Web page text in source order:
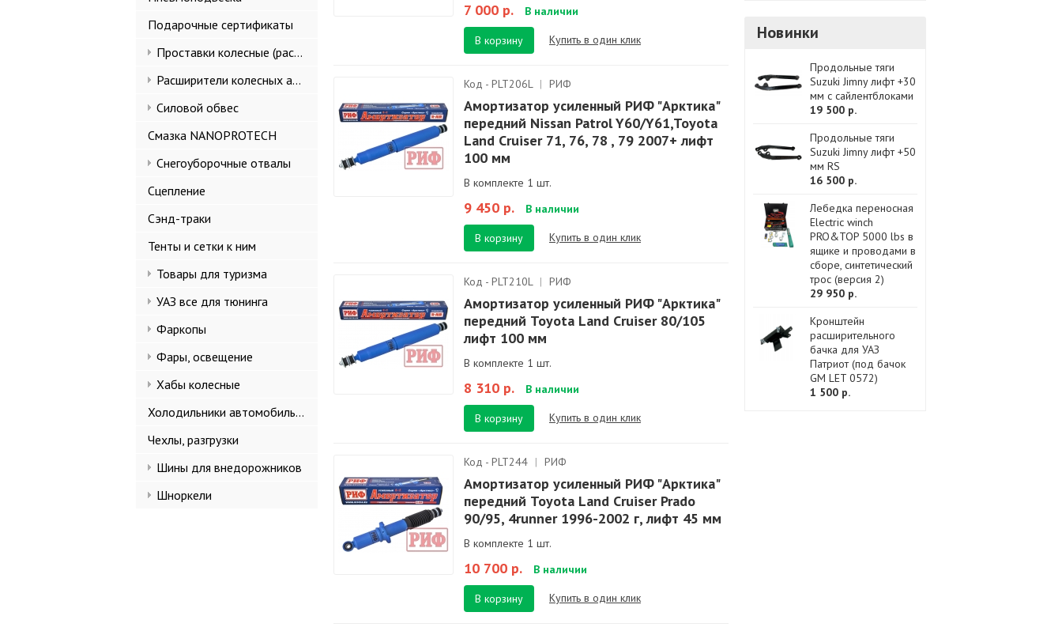
Подарочные сертификаты
Проставки колесные (расширители колеи)
Расширители колесных арок и брызговики
Силовой обвес
Смазка NANOPROTECH
Снегоуборочные отвалы
Сцепление
Сэнд-траки
Тенты и сетки к ним
Товары для туризма
УАЗ все для тюнинга
Фаркопы
Фары, освещение
Хабы колесные
Холодильники автомобильные
Чехлы, разгрузки
Шины для внедорожников
Шноркели
7 000 р. В наличии
В корзину Купить в один клик
Код - PLT206L | РИФ
Амортизатор усиленный РИФ "Арктика"
передний Nissan Patrol Y60/Y61,Toyota
Land Cruiser 71, 76, 78 , 79 2007+ лифт
100 мм
В комплекте 1 шт.
9 450 р. В наличии
В корзину Купить в один клик
Код - PLT210L | РИФ
Амортизатор усиленный РИФ "Арктика"
передний Toyota Land Cruiser 80/105
лифт 100 мм
В комплекте 1 шт.
8 310 р. В наличии
В корзину Купить в один клик
Код - PLT244 | РИФ
Амортизатор усиленный РИФ "Арктика"
передний Toyota Land Cruiser Prado
90/95, 4runner 1996-2002 г, лифт 45 мм
В комплекте 1 шт.
10 700 р. В наличии
В корзину Купить в один клик
Новинки
Продольные тяги
Suzuki Jimny лифт +30
мм с сайлентблоками
19 500 р.
Продольные тяги
Suzuki Jimny лифт +50
мм RS
16 500 р.
Лебедка переносная
Electric winch
PRO&TOP 5000 lbs в
ящике и проводами в
сборе, синтетический
трос (версия 2)
29 950 р.
Кронштейн
расширительного
бачка для УАЗ
Патриот (под бачок
GM LET 0572)
1 500 р.